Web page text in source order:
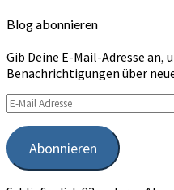
Blog abonnieren
Gib Deine E-Mail-Adresse an,
Benachrichtigungen über
E-
Mail
Adresse
Abonnieren